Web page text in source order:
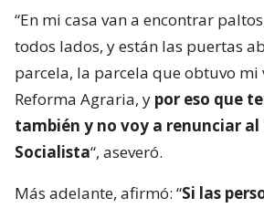
“En mi casa van a encontrar
todos lados, y están las puertas
parcela, la parcela que obtuvo mi
Reforma Agraria, y por eso que
también y no voy a renunciar
Socialista“, aseveró.
Más adelante, afirmó: “Si las